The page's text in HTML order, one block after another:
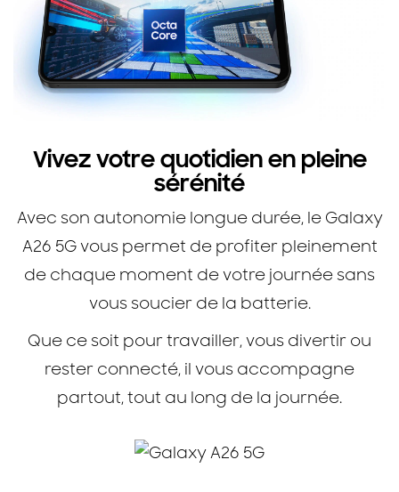
Vivez votre quotidien en pleine
sérénité
Avec son autonomie longue durée, le Galaxy
A26 5G vous permet de profiter pleinement
de chaque moment de votre journée sans
vous soucier de la batterie.
Que ce soit pour travailler, vous divertir ou
rester connecté, il vous accompagne
partout, tout au long de la journée.